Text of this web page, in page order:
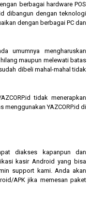
berbagai hardware POS
dibangun dengan teknologi
dengan berbagai PC dan
umumnya mengharuskan
maupun melewati batas
dibeli mahal-mahal tidak
tidak menerapkan
YAZCORP.id di
diakses kapanpun dan
kasir Android yang bisa
support kami. Anda akan
APK jika memesan paket